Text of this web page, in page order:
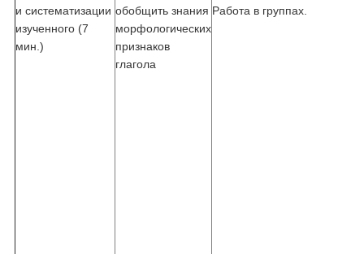
и систематизации
изученного (7
мин.)
обобщить знания
морфологических
признаков
глагола
Работа в группах.